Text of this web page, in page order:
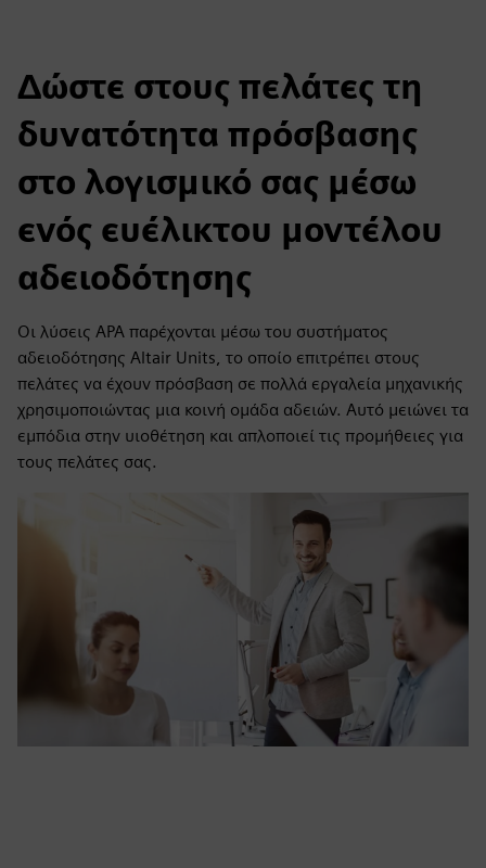
Δώστε στους πελάτες τη
δυνατότητα πρόσβασης
στο λογισμικό σας μέσω
ενός ευέλικτου μοντέλου
αδειοδότησης
Οι λύσεις APA παρέχονται μέσω του συστήματος
αδειοδότησης Altair Units, το οποίο επιτρέπει στους
πελάτες να έχουν πρόσβαση σε πολλά εργαλεία μηχανικής
χρησιμοποιώντας μια κοινή ομάδα αδειών. Αυτό μειώνει τα
εμπόδια στην υιοθέτηση και απλοποιεί τις προμήθειες για
τους πελάτες σας.